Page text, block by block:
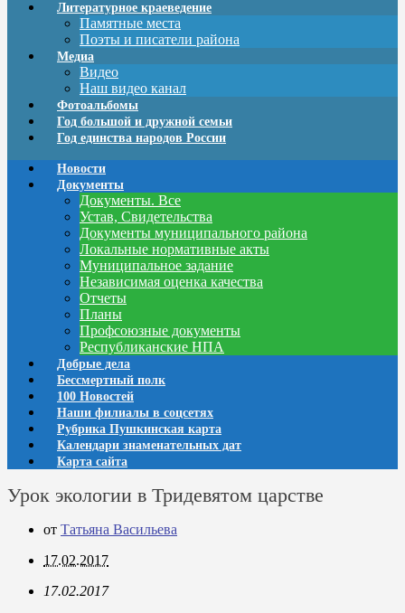
Литературное краеведение
Памятные места
Поэты и писатели района
Медиа
Видео
Наш видео канал
Фотоальбомы
Год большой и дружной семьи
Год единства народов России
Новости
Документы
Документы. Все
Устав, Свидетельства
Документы муниципального района
Локальные нормативные акты
Муниципальное задание
Независимая оценка качества
Отчеты
Планы
Профсоюзные документы
Республиканские НПА
Добрые дела
Бессмертный полк
100 Новостей
Наши филиалы в соцсетях
Рубрика Пушкинская карта
Календари знаменательных дат
Карта сайта
Урок экологии в Тридевятом царстве
от Татьяна Васильева
17.02.2017
17.02.2017